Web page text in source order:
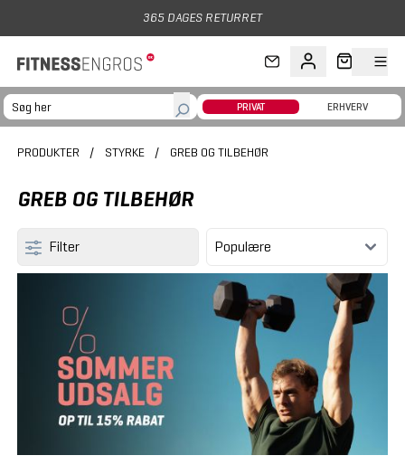
365 DAGES RETURRET
PRIVAT ERHVERV
PRODUKTER / STYRKE / GREB OG TILBEHØR
GREB OG TILBEHØR
Filter